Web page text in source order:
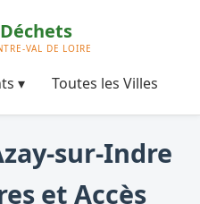
▾ Toutes les Villes
sur-Indre
et Accès